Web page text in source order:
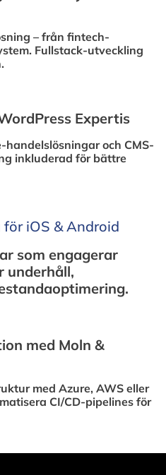
– från fintech-
Fullstack-utveckling
Expertis
och CMS-
inkluderad för bättre
iOS & Android
som engagerar
underhåll,
med Moln &
med Azure, AWS eller
CI/CD-pipelines för